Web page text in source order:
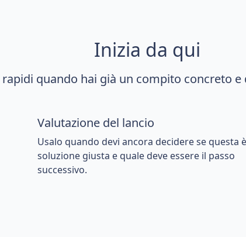
Inizia da qui
quando hai già un compito concreto
Valutazione del lancio
Usalo quando devi ancora decidere se questa
soluzione giusta e quale deve essere il passo
successivo.